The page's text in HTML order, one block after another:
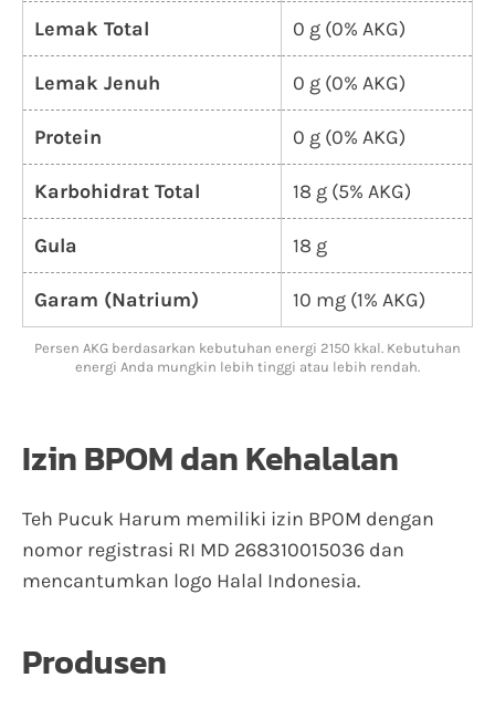
Lemak Total 0 g (0% AKG)
Lemak Jenuh 0 g (0% AKG)
Protein 0 g (0% AKG)
Karbohidrat Total 18 g (5% AKG)
Gula 18 g
Garam (Natrium) 10 mg (1% AKG)
Persen AKG berdasarkan kebutuhan energi 2150 kkal. Kebutuhan
energi Anda mungkin lebih tinggi atau lebih rendah.
Izin BPOM dan Kehalalan
Teh Pucuk Harum memiliki izin BPOM dengan
nomor registrasi RI MD 268310015036 dan
mencantumkan logo Halal Indonesia.
Produsen